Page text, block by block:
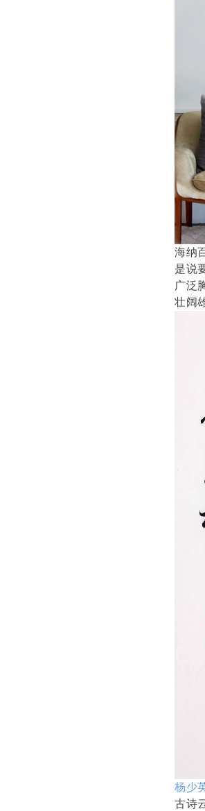
海纳
是说
广泛
壮阔
杨少
古诗